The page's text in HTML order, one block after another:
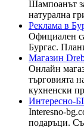
Шампоанът
натурална
Реклама в
Официален
Бургас.
Магазин
Онлайн
търговията
кухненски
Интересно-
Interesno-
подаръци.